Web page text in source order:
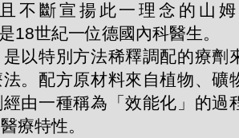
不斷宣揚此一理念的山
18世紀一位德國內科醫生。
是以特別方法稀釋調配的療劑
。配方原材料來自植物、礦
由一種稱為「效能化」的過
療特性。